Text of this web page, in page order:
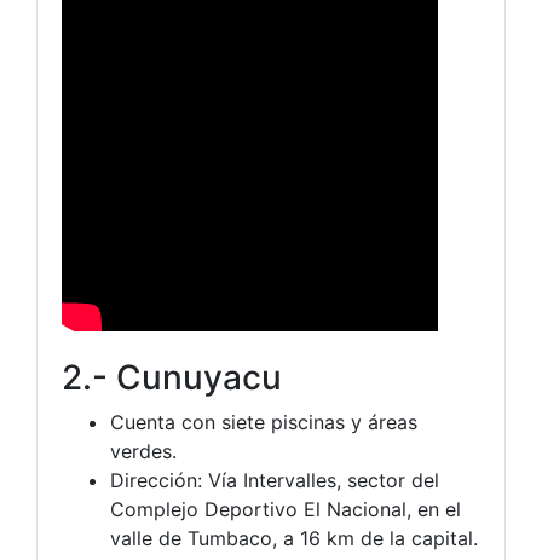
2.- Cunuyacu
Cuenta con siete piscinas y áreas
verdes.
Dirección: Vía Intervalles, sector del
Complejo Deportivo El Nacional, en el
valle de Tumbaco, a 16 km de la capital.